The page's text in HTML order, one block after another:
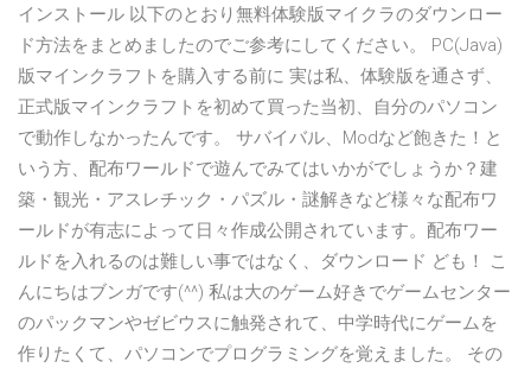
インストール 以下のとおり無料体験版マイクラのダウンロー
ド方法をまとめましたのでご参考にしてください。 PC(Java)
版マインクラフトを購入する前に 実は私、体験版を通さず、
正式版マインクラフトを初めて買った当初、自分のパソコン
で動作しなかったんです。 サバイバル、Modなど飽きた！と
いう方、配布ワールドで遊んでみてはいかがでしょうか？建
築・観光・アスレチック・パズル・謎解きなど様々な配布ワ
ールドが有志によって日々作成公開されています。配布ワー
ルドを入れるのは難しい事ではなく、ダウンロード ども！ こ
んにちはブンガです(^^) 私は大のゲーム好きでゲームセンター
のパックマンやゼビウスに触発されて、中学時代にゲームを
作りたくて、パソコンでプログラミングを覚えました。 その